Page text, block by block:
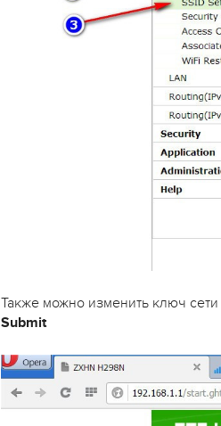
Также можно изменить ключ сети
Submit